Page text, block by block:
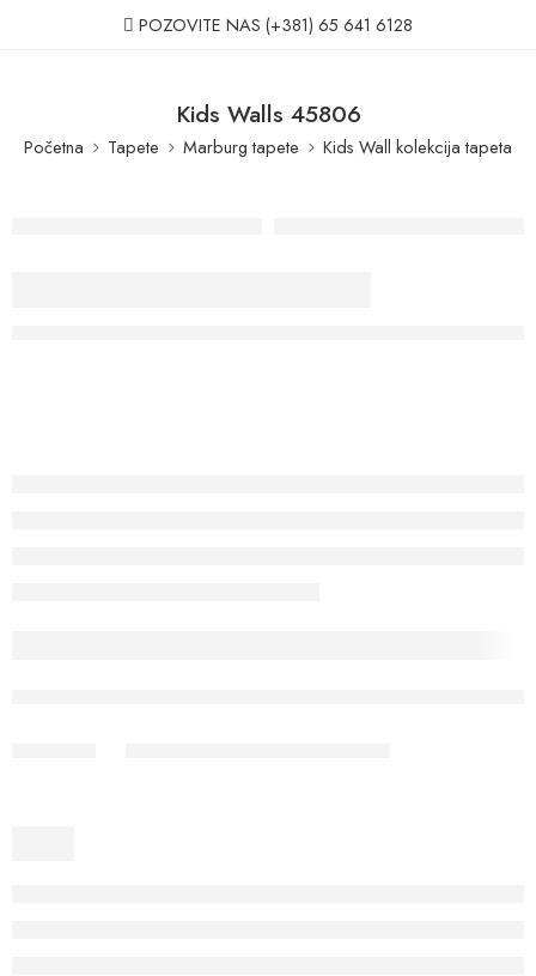
POZOVITE NAS (+381) 65 641 6128
Kids Walls 45806
Početna Tapete Marburg tapete Kids Wall kolekcija tapeta